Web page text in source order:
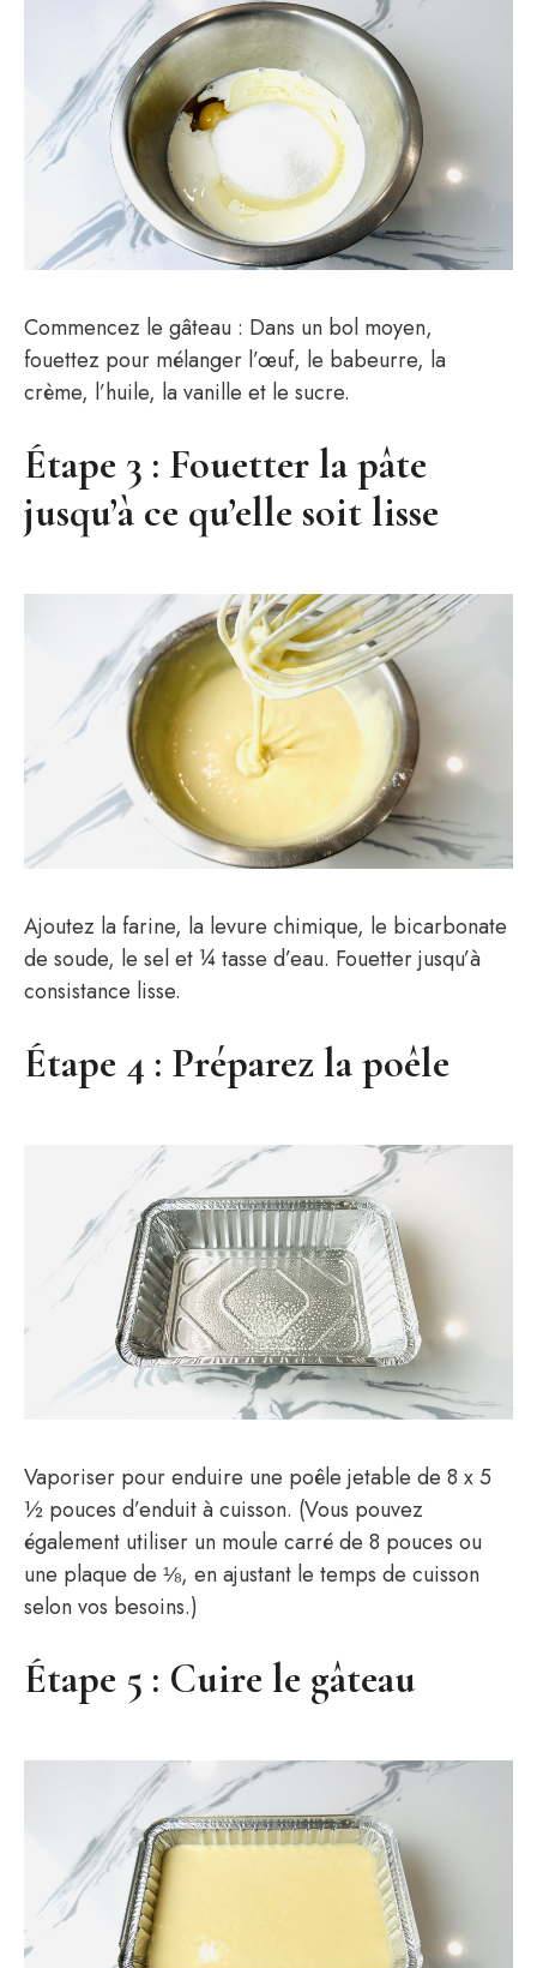
Commencez le gâteau : Dans un bol moyen,
fouettez pour mélanger l’œuf, le babeurre, la
crème, l’huile, la vanille et le sucre.
Étape 3 : Fouetter la pâte
jusqu’à ce qu’elle soit lisse
Ajoutez la farine, la levure chimique, le bicarbonate
de soude, le sel et ¼ tasse d’eau. Fouetter jusqu’à
consistance lisse.
Étape 4 : Préparez la poêle
Vaporiser pour enduire une poêle jetable de 8 x 5
½ pouces d’enduit à cuisson. (Vous pouvez
également utiliser un moule carré de 8 pouces ou
une plaque de ⅛, en ajustant le temps de cuisson
selon vos besoins.)
Étape 5 : Cuire le gâteau